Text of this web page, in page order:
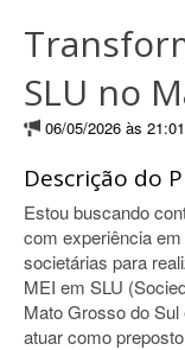
SLU no
06/05/2026 às 21:01
Descrição do
Estou buscando
com experiência
societárias para
MEI em SLU
Mato Grosso do
atuar como